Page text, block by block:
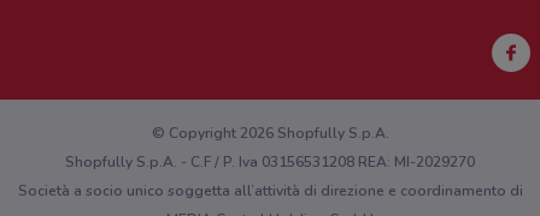
Hai un malfunzionamento sul web o sull'app?
© Copyright 2026 Shopfully S.p.A.
Shopfully S.p.A. - C.F / P. Iva 03156531208 REA: MI-2029270
Società a socio unico soggetta all’attività di direzione e coordinamento di